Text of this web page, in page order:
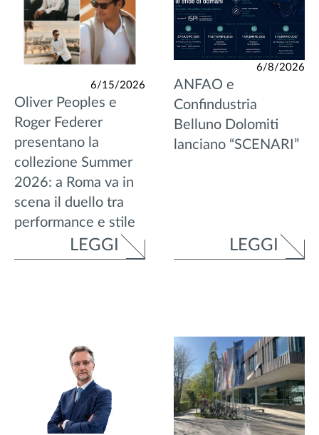
6/15/2026
Oliver Peoples e
Roger Federer
presentano la
collezione Summer
2026: a Roma va in
scena il duello tra
performance e stile
LEGGI
6/8/2026
ANFAO e
Confindustria
Belluno Dolomiti
lanciano “SCENARI”
LEGGI